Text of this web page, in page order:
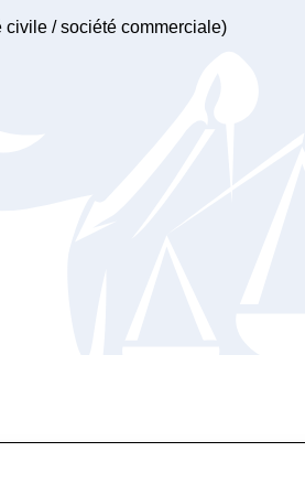
civile / société commerciale)